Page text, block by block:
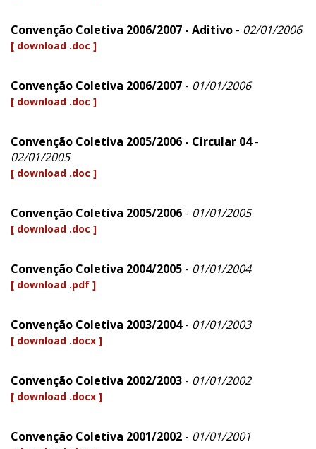
Convenção Coletiva 2006/2007 - Aditivo - 02/01/2006
[ download .doc ]
Convenção Coletiva 2006/2007 - 01/01/2006
[ download .doc ]
Convenção Coletiva 2005/2006 - Circular 04-
02/01/2005
[ download .doc ]
Convenção Coletiva 2005/2006 - 01/01/2005
[ download .doc ]
Convenção Coletiva 2004/2005 - 01/01/2004
[ download .pdf ]
Convenção Coletiva 2003/2004- 01/01/2003
[ download .docx ]
Convenção Coletiva 2002/2003 - 01/01/2002
[ download .docx ]
Convenção Coletiva 2001/2002 - 01/01/2001